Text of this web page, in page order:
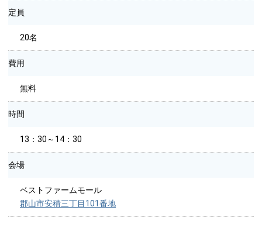
定員
20名
費用
無料
時間
13：30～14：30
会場
ベストファームモール
郡山市安積三丁目101番地